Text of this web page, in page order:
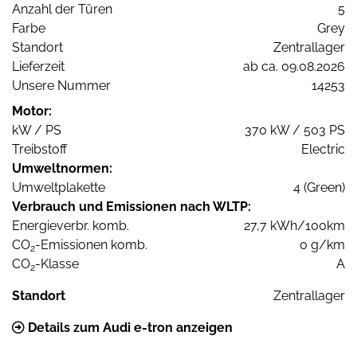
Anzahl der Türen
5
Farbe
Grey
Standort
Zentrallager
Lieferzeit
ab ca. 09.08.2026
Unsere Nummer
14253
Motor:
kW / PS
370 kW / 503 PS
Treibstoff
Electric
Umweltnormen:
Umweltplakette
4 (Green)
Verbrauch und Emissionen nach WLTP:
Energieverbr. komb.
27,7 kWh/100km
CO2-Emissionen komb.
0 g/km
CO2-Klasse A
Standort Zentrallager
Details zum Audi e-tron anzeigen